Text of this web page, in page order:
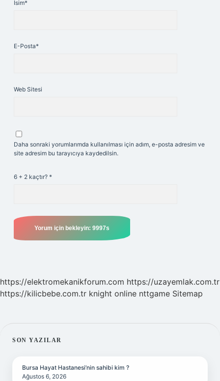
İsim*
E-Posta*
Web Sitesi
Daha sonraki yorumlarımda kullanılması için adım, e-posta adresim ve
site adresim bu tarayıcıya kaydedilsin.
6 + 2 kaçtır? *
https://elektromekanikforum.com https://uzayemlak.com.tr
https://kilicbebe.com.tr knight online nttgame Sitemap
SIDEBAR
SON YAZILAR
Bursa Hayat Hastanesi’nin sahibi kim ?
Ağustos 6, 2026